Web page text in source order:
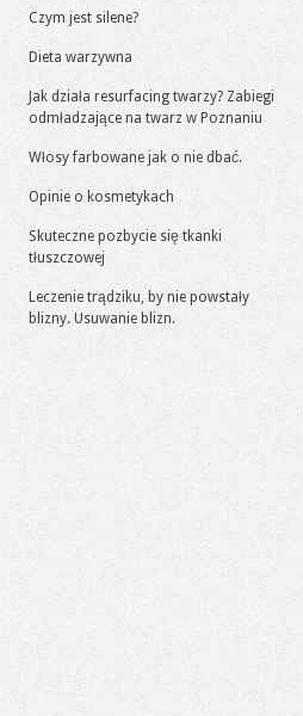
Czym jest silene?
Dieta warzywna
Jak działa resurfacing twarzy? Zabiegi
odmładzające na twarz w Poznaniu
Włosy farbowane jak o nie dbać.
Opinie o kosmetykach
Skuteczne pozbycie się tkanki
tłuszczowej
Leczenie trądziku, by nie powstały
blizny. Usuwanie blizn.